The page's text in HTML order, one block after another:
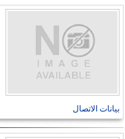
بيانات الاتصال